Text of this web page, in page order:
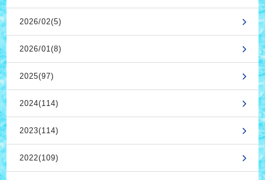
2026/02(5)
2026/01(8)
2025(97)
2024(114)
2023(114)
2022(109)